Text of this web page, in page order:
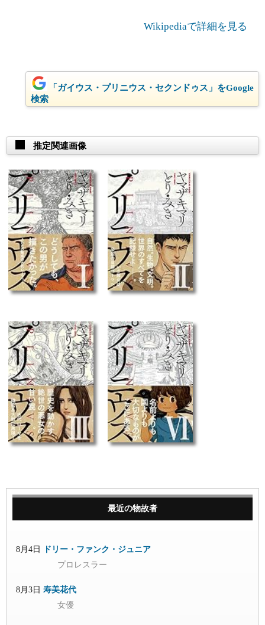
Wikipediaで詳細を見る
「ガイウス・プリニウス・セクンドゥス」をGoogle
検索
推定関連画像
最近の物故者
8月4日
ドリー・ファンク・ジュニア
プロレスラー
8月3日 寿美花代
女優